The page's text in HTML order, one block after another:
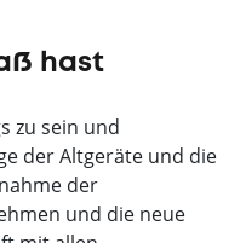
hast
zu sein und
der Altgeräte und die
der
und die neue